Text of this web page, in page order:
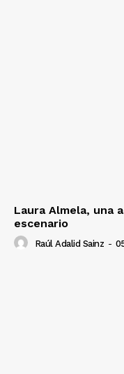
Laura Almela, una
escenario
Raúl Adalid Sainz -